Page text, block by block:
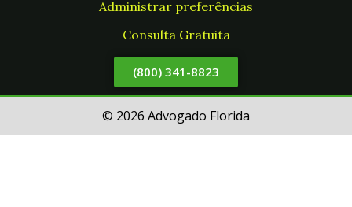
Administrar preferências
Consulta Gratuita
(800) 341-8823
© 2026 Advogado Florida